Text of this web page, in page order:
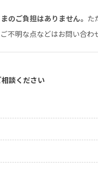
のご負担はありません。 た
不明な点などはお問い合わ
談ください